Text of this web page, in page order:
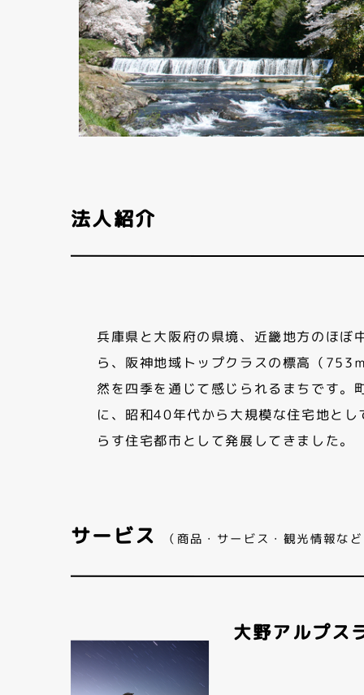
法人紹介
兵庫県と大阪府の県境、近畿地方のほぼ
ら、阪神地域トップクラスの標高（753
然を四季を通じて感じられるまちです
に、昭和40年代から大規模な住宅地と
らす住宅都市として発展してきました。
サービス （商品・サービス・観光情報な
大野アルプス